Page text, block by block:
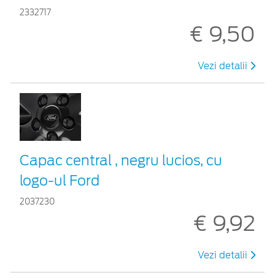
2332717
€ 9,50
Vezi detalii
Capac central , negru lucios, cu
logo-ul Ford
2037230
€ 9,92
Vezi detalii